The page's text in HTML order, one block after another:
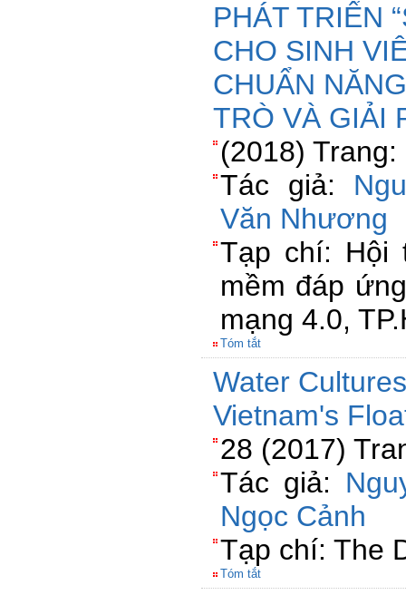
PHÁT TRIỂN
CHO SINH
CHUẨN
TRÒ VÀ GIẢI
(2018)
Tác giả:
Văn Nhương
Tạp chí: Hội
mềm đáp
mạng 4.0,
Tóm tắt
Water
Vietnam's
28 (2017)
Tác giả:
Ngọc Cảnh
Tạp chí: The
Tóm tắt